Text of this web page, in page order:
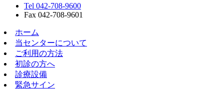
Tel 042-708-9600
Fax 042-708-9601
ホーム
当センターについて
ご利用の方法
初診の方へ
診療設備
緊急サイン